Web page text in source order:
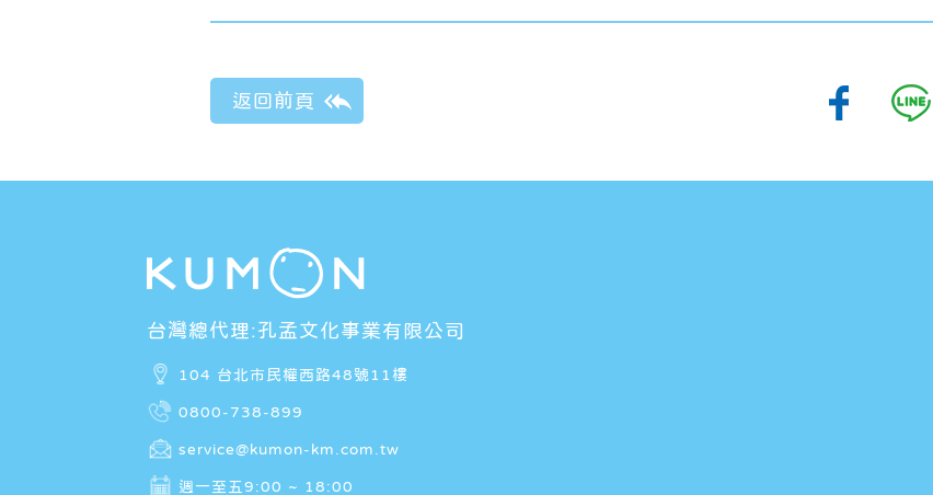
台灣總代理:孔孟文化事業有限公司
104 台北市民權西路48號11樓
0800-738-899
service@kumon-km.com.tw
週一至五9:00 ~ 18:00